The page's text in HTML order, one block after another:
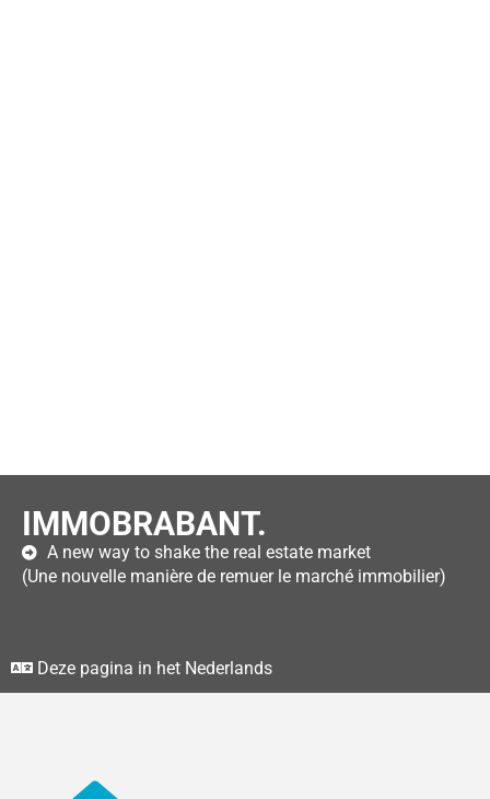
IMMOBRABANT.
A new way to shake the real estate market
(Une nouvelle manière de remuer le marché immobilier)
Deze pagina in het Nederlands